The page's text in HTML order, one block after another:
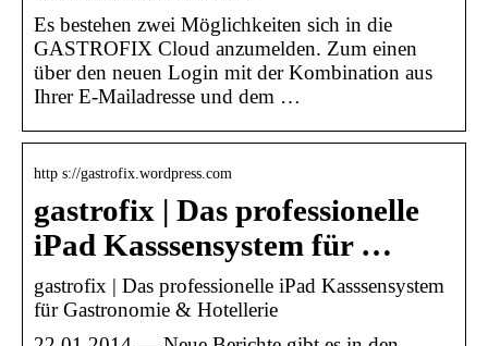
Es bestehen zwei Möglichkeiten sich in die
GASTROFIX Cloud anzumelden. Zum einen
über den neuen Login mit der Kombination aus
Ihrer E-Mailadresse und dem …
http s://gastrofix.wordpress.com
gastrofix | Das professionelle
iPad Kasssensystem für …
gastrofix | Das professionelle iPad Kasssensystem
für Gastronomie & Hotellerie